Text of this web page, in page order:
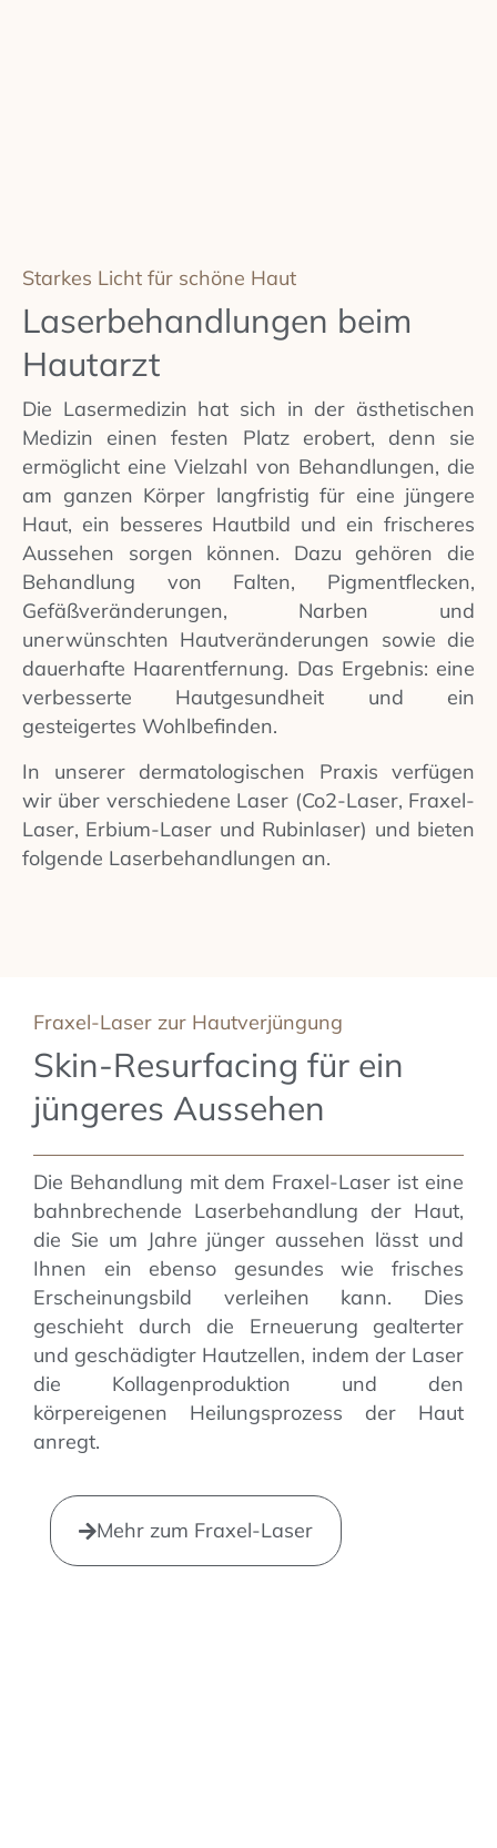
Starkes Licht für schöne Haut
Laserbehandlungen beim
Hautarzt
Die Lasermedizin hat sich in der ästhetischen
Medizin einen festen Platz erobert, denn sie
ermöglicht eine Vielzahl von Behandlungen, die
am ganzen Körper langfristig für eine jüngere
Haut, ein besseres Hautbild und ein frischeres
Aussehen sorgen können. Dazu gehören die
Behandlung von Falten, Pigmentflecken,
Gefäßveränderungen, Narben und
unerwünschten Hautveränderungen sowie die
dauerhafte Haarentfernung. Das Ergebnis: eine
verbesserte Hautgesundheit und ein
gesteigertes Wohlbefinden.
In unserer dermatologischen Praxis verfügen
wir über verschiedene Laser (Co2-Laser, Fraxel-
Laser, Erbium-Laser und Rubinlaser) und bieten
folgende Laserbehandlungen an.
Fraxel-Laser zur Hautverjüngung
Skin-Resurfacing für ein
jüngeres Aussehen
Die Behandlung mit dem Fraxel-Laser ist eine
bahnbrechende Laserbehandlung der Haut,
die Sie um Jahre jünger aussehen lässt und
Ihnen ein ebenso gesundes wie frisches
Erscheinungsbild verleihen kann. Dies
geschieht durch die Erneuerung gealterter
und geschädigter Hautzellen, indem der Laser
die Kollagenproduktion und den
körpereigenen Heilungsprozess der Haut
anregt.
Mehr zum Fraxel-Laser